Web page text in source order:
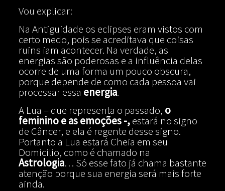
Vou explicar:
Na Antiguidade os eclipses eram vistos com
certo medo, pois se acreditava que coisas
ruins iam acontecer. Na verdade, as
energias são poderosas e a influência delas
ocorre de uma forma um pouco obscura,
porque depende de como cada pessoa vai
processar essa energia.
A Lua – que representa o passado, o
feminino e as emoções -,estará no signo
de Câncer, e ela é regente desse signo.
Portanto a Lua estará Cheia em seu
Domicilio, como é chamado na
Astrologia… Só esse fato já chama bastante
atenção porque sua energia será mais forte
ainda.